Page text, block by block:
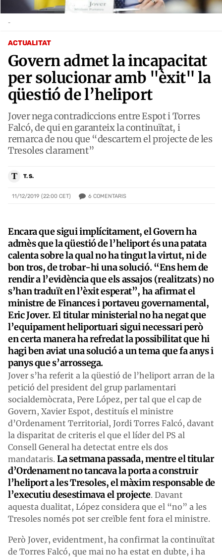
ACTUALITAT
Govern admet la incapacitat
per solucionar amb "èxit" la
qüestió de l’heliport
Jover nega contradiccions entre Espot i Torres
Falcó, de qui en garanteix la continuïtat, i
remarca de nou que “descartem el projecte de les
Tresoles clarament”
T T. S.
11/12/2019 (22:00 CET) 6 COMENTARIS
-
Encara que sigui implícitament, el Govern ha
admès que la qüestió de l’heliport és una patata
calenta sobre la qual no ha tingut la virtut, ni de
bon tros, de trobar-hi una solució. “Ens hem de
rendir a l’evidència que els assajos (realitzats) no
s’han traduït en l’èxit esperat”, ha afirmat el
ministre de Finances i portaveu governamental,
Eric Jover. El titular ministerial no ha negat que
l’equipament heliportuari sigui necessari però
en certa manera ha refredat la possibilitat que hi
hagi ben aviat una solució a un tema que fa anys i
panys que s’arrossega.
Jover s’ha referit a la qüestió de l’heliport arran de la
petició del president del grup parlamentari
socialdemòcrata, Pere López, per tal que el cap de
Govern, Xavier Espot, destituís el ministre
d’Ordenament Territorial, Jordi Torres Falcó, davant
la disparitat de criteris el que el líder del PS al
Consell General ha detectat entre els dos
mandataris. La setmana passada, mentre el titular
d’Ordenament no tancava la porta a construir
l’heliport a les Tresoles, el màxim responsable de
l’executiu desestimava el projecte. Davant
aquesta dualitat, López considera que el “no” a les
Tresoles només pot ser creïble fent fora el ministre.
Però Jover, evidentment, ha confirmat la continuïtat
de Torres Falcó, que mai no ha estat en dubte, i ha